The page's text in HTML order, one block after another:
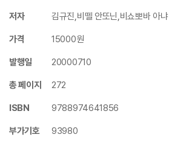
저자 김규진,비뗄 안또닌,비쇼뽀바 아냐
가격 15000원
발행일 20000710
총 페이지 272
ISBN 9788974641856
부가기호 93980